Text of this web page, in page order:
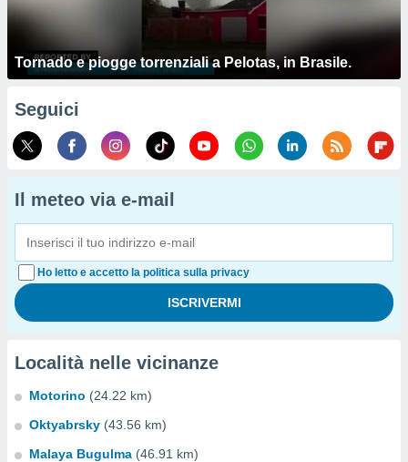
Tornado e piogge torrenziali a Pelotas, in Brasile.
Seguici
Il meteo via e-mail
Ho letto e accetto la politica sulla privacy
Località nelle vicinanze
Motorino (24.22 km)
Oktyabrsky (43.56 km)
Malaya Bugulma (46.91 km)